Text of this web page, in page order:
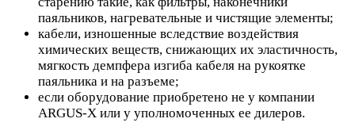
паяльников, нагревательные и чистящие элементы;
кабели, изношенные вследствие воздействия
химических веществ, снижающих их эластичность,
мягкость демпфера изгиба кабеля на рукоятке
паяльника и на разъеме;
если оборудование приобретено не у компании
ARGUS-X или у уполномоченных ее дилеров.